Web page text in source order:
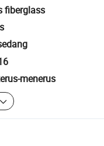
fiberglass
menerus